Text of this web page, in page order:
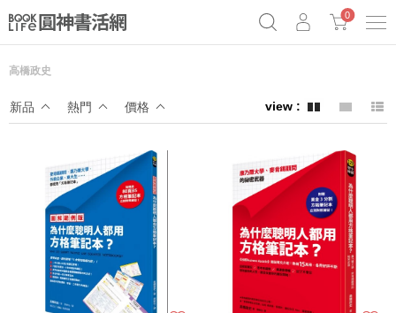
Netflix話題章魚小說！
0
高橋政史
新品 熱門 價格